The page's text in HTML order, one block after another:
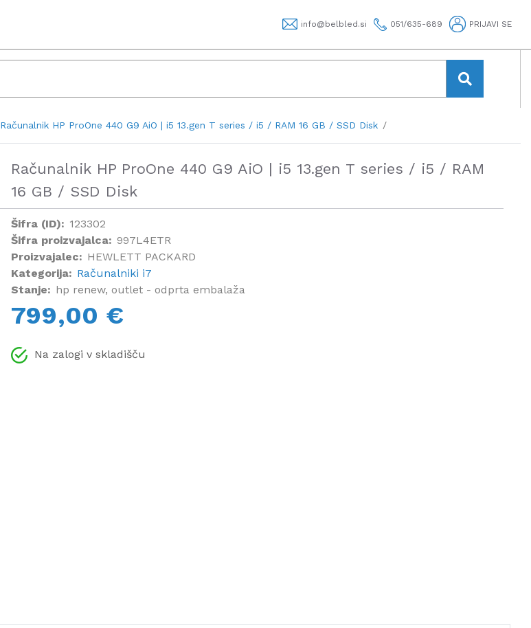
info@belbled.si 051/635-689 PRIJAVI SE
Računalnik HP ProOne 440 G9 AiO | i5 13.gen T series / i5 / RAM 16 GB / SSD Disk
Računalnik HP ProOne 440 G9 AiO | i5 13.gen T series / i5 / RAM
16 GB / SSD Disk
Šifra (ID): 123302
Šifra proizvajalca: 997L4ETR
Proizvajalec: HEWLETT PACKARD
Kategorija: Računalniki i7
Stanje: hp renew, outlet - odprta embalaža
799,00 €
Na zalogi v skladišču